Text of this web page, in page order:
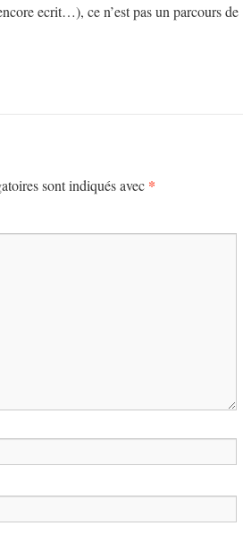
ecrit…), ce n’est pas un parcours de
sont indiqués avec *